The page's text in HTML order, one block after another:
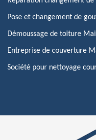
Pose et changement de
Démoussage de toiture
Entreprise de couverture
Société pour nettoyage